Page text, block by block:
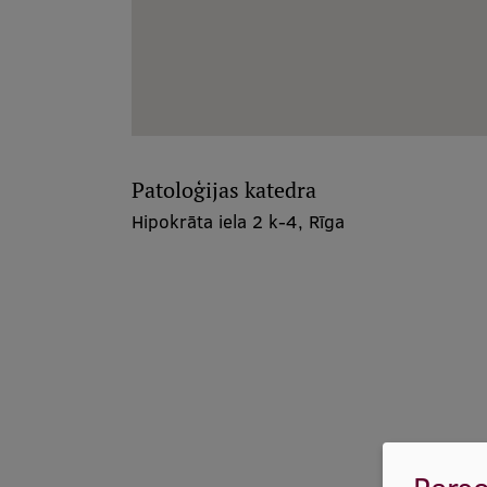
Patoloģijas katedra
Hipokrāta iela 2 k-4, Rīga